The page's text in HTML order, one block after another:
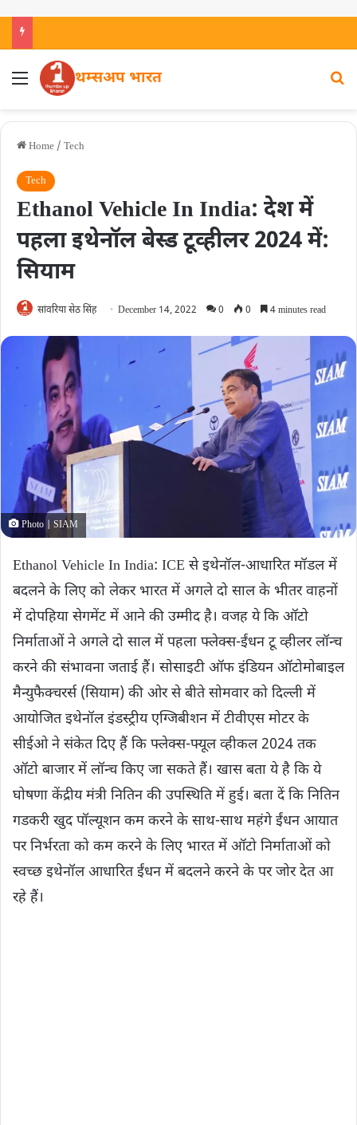
थम्सअप भारत
Home / Tech
Tech
Ethanol Vehicle In India: देश में
पहला इथेनॉल बेस्ड टूव्हीलर 2024 में:
सियाम
सांवरिया सेठ सिंह December 14, 2022 0 0 4 minutes read
Photo | SIAM
Ethanol Vehicle In India: ICE से इथेनॉल-आधारित मॉडल में
बदलने के लिए को लेकर भारत में अगले दो साल के भीतर वाहनों
में दोपहिया सेगमेंट में आने की उम्मीद है। वजह ये कि ऑटो
निर्माताओं ने अगले दो साल में पहला फ्लेक्स-ईंधन टू व्हीलर लॉन्च
करने की संभावना जताई हैं। सोसाइटी ऑफ इंडियन ऑटोमोबाइल
मैन्युफैक्चरर्स (सियाम) की ओर से बीते सोमवार को दिल्ली में
आयोजित इथेनॉल इंडस्ट्रीय एग्जिबीशन में टीवीएस मोटर के
सीईओ ने संकेत दिए हैं कि फ्लेक्स-फ्यूल व्हीकल 2024 तक
ऑटो बाजार में लॉन्च किए जा सकते हैं। खास बता ये है कि ये
घोषणा केंद्रीय मंत्री नितिन की उपस्थिति में हुई। बता दें कि नितिन
गडकरी खुद पॉल्यूशन कम करने के साथ-साथ महंगे ईंधन आयात
पर निर्भरता को कम करने के लिए भारत में ऑटो निर्माताओं को
स्वच्छ इथेनॉल आधारित ईंधन में बदलने करने के पर जोर देत आ
रहे हैं।